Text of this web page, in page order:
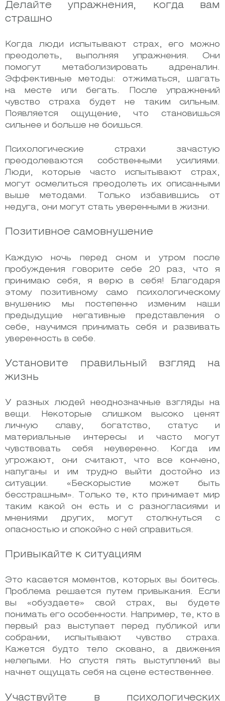
Делайте упражнения, когда вам
страшно
Когда люди испытывают страх, его можно
преодолеть, выполняя упражнения. Они
помогут метаболизировать адреналин.
Эффективные методы: отжиматься, шагать
на месте или бегать. После упражнений
чувство страха будет не таким сильным.
Появляется ощущение, что становишься
сильнее и больше не боишься.
Психологические страхи зачастую
преодолеваются собственными усилиями.
Люди, которые часто испытывают страх,
могут осмелиться преодолеть их описанными
выше методами. Только избавившись от
недуга, они могут стать уверенными в жизни.
Позитивное самовнушение
Каждую ночь перед сном и утром после
пробуждения говорите себе 20 раз, что я
принимаю себя, я верю в себя! Благодаря
этому позитивному само психологическому
внушению мы постепенно изменим наши
предыдущие негативные представления о
себе, научимся принимать себя и развивать
уверенность в себе.
Установите правильный взгляд на
жизнь
У разных людей неоднозначные взгляды на
вещи. Некоторые слишком высоко ценят
личную славу, богатство, статус и
материальные интересы и часто могут
чувствовать себя неуверенно. Когда им
угрожают, они считают, что все кончено,
напуганы и им трудно выйти достойно из
ситуации. «Бескорыстие может быть
бесстрашным». Только те, кто принимает мир
таким какой он есть и с разногласиями и
мнениями других, могут столкнуться с
опасностью и спокойно с ней справиться.
Привыкайте к ситуациям
Это касается моментов, которых вы боитесь.
Проблема решается путем привыкания. Если
вы «обуздаете» свой страх, вы будете
понимать его особенности. Например, те, кто в
первый раз выступает перед публикой или
собрании, испытывают чувство страха.
Кажется будто тело сковано, а движения
нелепыми. Но спустя пять выступлений вы
начнет ощущать себя на сцене естественнее.
Участвуйте в психологических